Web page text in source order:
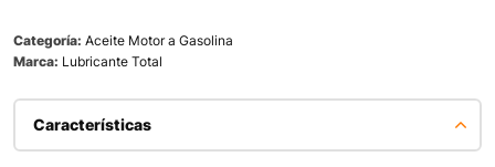
Categoría: Aceite Motor a Gasolina
Marca: Lubricante Total
Características